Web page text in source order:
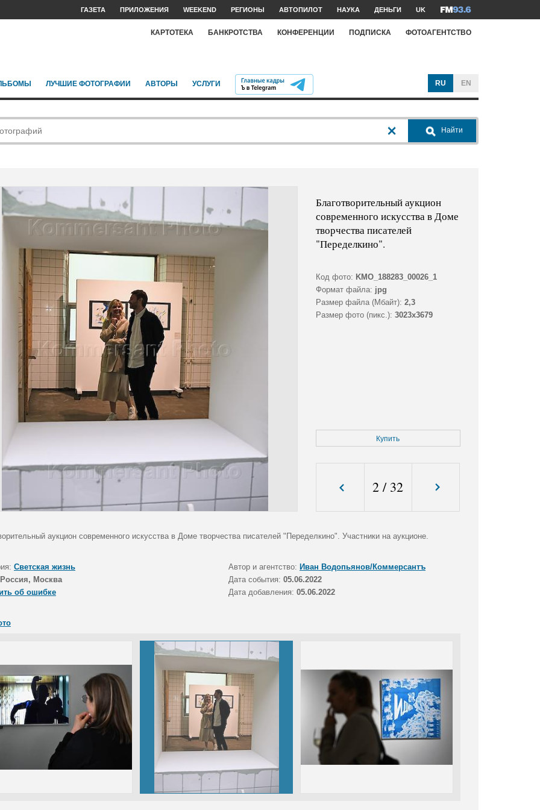
ГАЗЕТА ПРИЛОЖЕНИЯ WEEKEND РЕГИОНЫ АВТОПИЛОТ НАУКА ДЕНЬГИ UK
КАРТОТЕКА БАНКРОТСТВА КОНФЕРЕНЦИИ ПОДПИСКА ФОТОАГЕНТСТВО
ЛУЧШИЕ ФОТОГРАФИИ АВТОРЫ УСЛУГИ RU EN
Найти
Благотворительный аукцион
современного искусства в Доме
творчества писателей
"Переделкино".
Код фото: KMO_188283_00026_1
Формат файла: jpg
Размер файла (Мбайт): 2,3
Размер фото (пикс.): 3023x3679
Купить
2 / 32
аукцион современного искусства в Доме творчества писателей "Переделкино". Участники на аукционе.
Светская жизнь Автор и агентство: Иван Водопьянов/Коммерсантъ
Россия, Москва Дата события: 05.06.2022
об ошибке
Дата добавления: 05.06.2022